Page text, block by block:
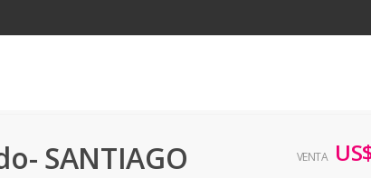
SANTIAGO VENTA